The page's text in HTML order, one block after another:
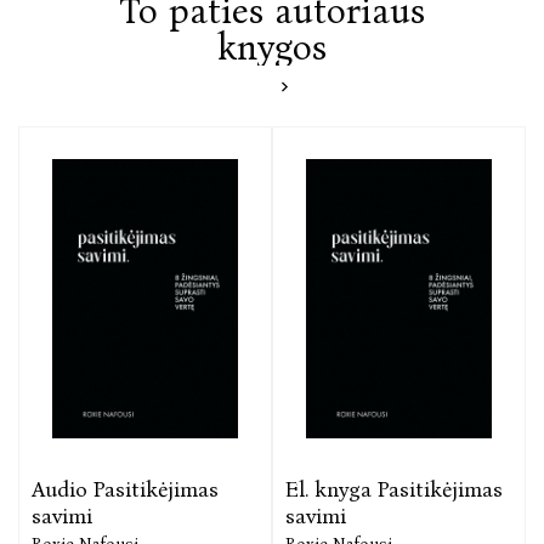
To paties autoriaus
knygos
Audio Pasitikėjimas
savimi
El. knyga Pasitikėjimas
savimi